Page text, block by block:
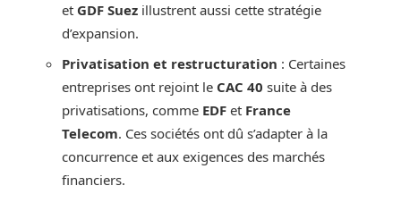
et GDF Suez illustrent aussi cette stratégie
d’expansion.
Privatisation et restructuration : Certaines
entreprises ont rejoint le CAC 40 suite à des
privatisations, comme EDF et France
Telecom. Ces sociétés ont dû s’adapter à la
concurrence et aux exigences des marchés
financiers.